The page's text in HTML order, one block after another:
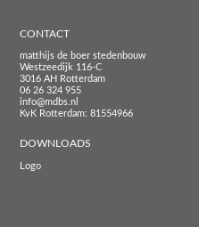
CONTACT
matthijs de boer stedenbouw
Westzeedijk 116-C
3016 AH Rotterdam
06 26 324 955
info@mdbs.nl
KvK Rotterdam: 81554966
DOWNLOADS
Logo